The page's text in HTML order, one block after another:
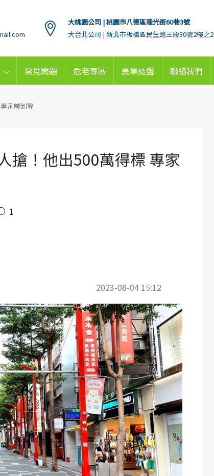
大桃園公司 | 桃園市八德區陸光街60巷3號
大台北公司 | 新北市板橋區民生路三段30號2樓之2
常見問題 危老專區 異業結盟 聯絡我們
家喊划算
搶！他出500萬得標 專家
1
即時報導 2023-08-04 15:12